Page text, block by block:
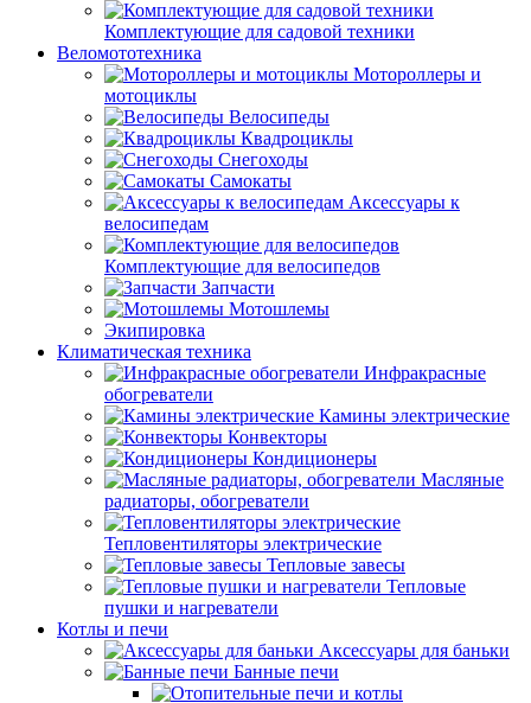
Комплектующие для садовой техники
Веломототехника
Мотороллеры и
мотоциклы
Велосипеды
Квадроциклы
Снегоходы
Самокаты
Аксессуары к
велосипедам
Комплектующие для велосипедов
Запчасти
Мотошлемы
Экипировка
Климатическая техника
Инфракрасные
обогреватели
Камины электрические
Конвекторы
Кондиционеры
Масляные
радиаторы, обогреватели
Тепловентиляторы электрические
Тепловые завесы
Тепловые
пушки и нагреватели
Котлы и печи
Аксессуары для баньки
Банные печи